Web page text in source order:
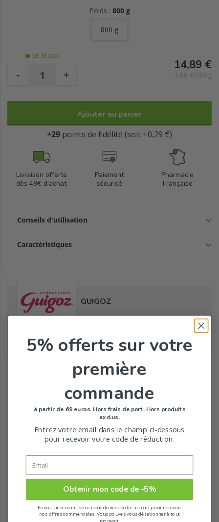
Poids : 800 g
800 g
En stock
- +
14,89 €
1,86 €/100g
Ajouter au panier
+29 points de fidélité (soit +0,29 €)
Livraison offerte
dès 49€ d'achat
Paiement
sécurisé
Pharmacie
Française
Conseils d'utilisation
Caractéristiques
GUIGOZ
5% offerts sur votre
première
commande
à partir de 69 euros. Hors frais de port. Hors produits
exclus.
Entrez votre email dans le champ ci-dessous
pour recevoir votre code de réduction.
Obtenir mon code de -5%
En vous inscrivant, vous nous donnez votre accord pour recevoir
nos offres commerciales. Vous pouvez vous désabonner à tout
moment.